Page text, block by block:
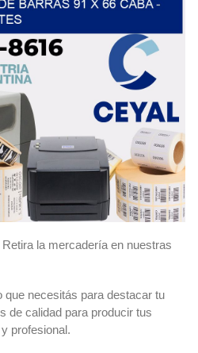
la mercadería en nuestras
que necesitás para destacar tu
de calidad para producir tus
profesional.